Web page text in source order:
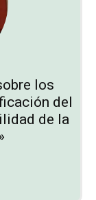
los
del
de la